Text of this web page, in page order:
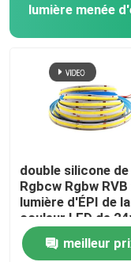
lumière menée
double silicone de
Rgbcw Rgbw RVB
lumière d'ÉPI de la
couleur LED de
5v 8W 10W
meilleur